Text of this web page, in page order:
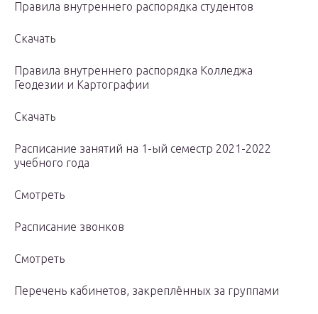
Правила внутреннего распорядка студентов
Скачать
Правила внутреннего распорядка Колледжа
Геодезии и Картографии
Скачать
Расписание занятий на 1-ый семестр 2021-2022
учебного года
Смотреть
Расписание звонков
Смотреть
Перечень кабинетов, закреплённых за группами